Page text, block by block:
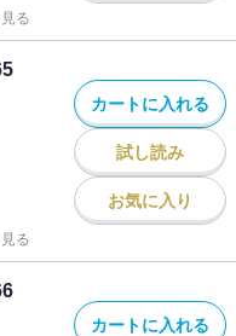
る
カートに入れる
試し読み
お気に入り
る
カートに入れる